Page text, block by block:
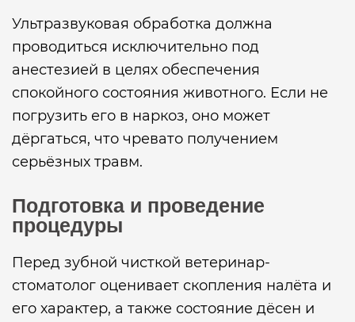
Ультразвуковая обработка должна
проводиться исключительно под
анестезией в целях обеспечения
спокойного состояния животного. Если не
погрузить его в наркоз, оно может
дёргаться, что чревато получением
серьёзных травм.
Подготовка и проведение
процедуры
Перед зубной чисткой ветеринар-
стоматолог оценивает скопления налёта и
его характер, а также состояние дёсен и